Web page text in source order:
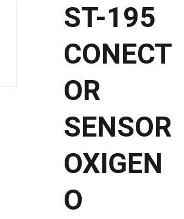
ST-195
CONECT
OR
SENSOR
OXIGEN
O